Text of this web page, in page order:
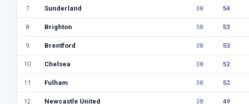
7 Sunderland 38 54
8 Brighton 38 53
9 Brentford 38 53
10 Chelsea 38 52
11 Fulham 38 52
12 Newcastle United 38 49